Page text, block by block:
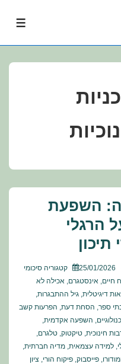
השפעת
הרגלי
25/01/2026 קטגוריה סיכומי
חיים, אינסטגרם, אכילה לא
דיגיטלית, גיל ההתבגרות,
ספר, הסחת דעת, הפרעות קשב
, השפעה אקדמית,
חינוכית, טיקטוק, טלגרם,
, למידה עצמאית, מדיה חברתית,
, פייסבוק, פיקוח הורי, ציון